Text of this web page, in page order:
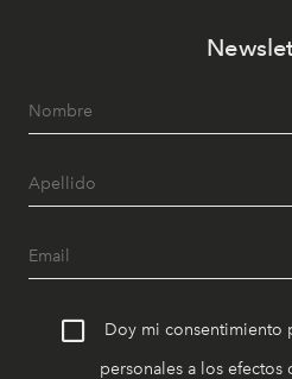
Doy mi consentimiento
personales a los efectos